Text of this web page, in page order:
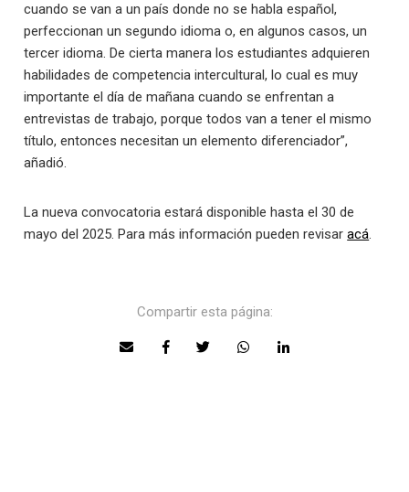
cuando se van a un país donde no se habla español,
perfeccionan un segundo idioma o, en algunos casos, un
tercer idioma. De cierta manera los estudiantes adquieren
habilidades de competencia intercultural, lo cual es muy
importante el día de mañana cuando se enfrentan a
entrevistas de trabajo, porque todos van a tener el mismo
título, entonces necesitan un elemento diferenciador”,
añadió.
La nueva convocatoria estará disponible hasta el 30 de
mayo del 2025. Para más información pueden revisaracá.
Compartir esta página: